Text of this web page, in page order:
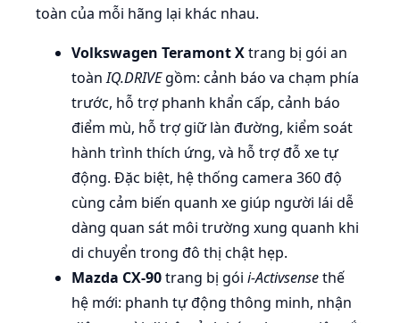
toàn của mỗi hãng lại khác nhau.
Volkswagen Teramont Xtrang bị gói an
toànIQ.DRIVEgồm: cảnh báo va chạm phía
trước, hỗ trợ phanh khẩn cấp, cảnh báo
điểm mù, hỗ trợ giữ làn đường, kiểm soát
hành trình thích ứng, và hỗ trợ đỗ xe tự
động. Đặc biệt, hệ thống camera 360 độ
cùng cảm biến quanh xe giúp người lái dễ
dàng quan sát môi trường xung quanh khi
di chuyển trong đô thị chật hẹp.
Mazda CX-90trang bị gói i-Activsensethế
hệ mới: phanh tự động thông minh, nhận